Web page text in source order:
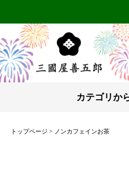
カテゴリか
トップページ ノンカフェインお茶